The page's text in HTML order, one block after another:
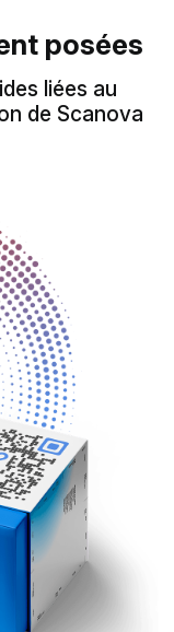
posées
liées au
de Scanova